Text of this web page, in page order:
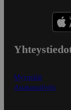
Myymälät
Asiakaspalvelu